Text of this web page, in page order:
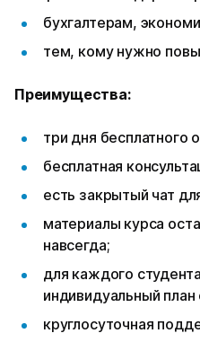
бухгалтерам,
тем, кому нужно
Преимущества:
три дня бесплатного
бесплатная
есть закрытый чат
материалы курса
навсегда;
для каждого
индивидуальный план
круглосуточная